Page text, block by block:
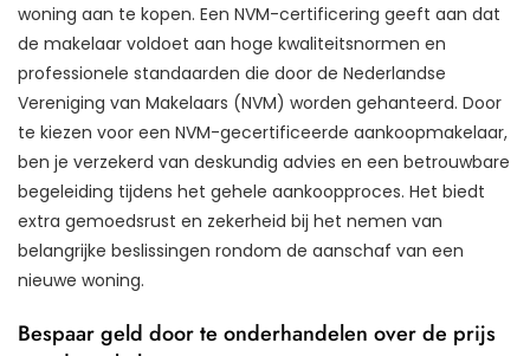
woning aan te kopen. Een NVM-certificering geeft aan dat
de makelaar voldoet aan hoge kwaliteitsnormen en
professionele standaarden die door de Nederlandse
Vereniging van Makelaars (NVM) worden gehanteerd. Door
te kiezen voor een NVM-gecertificeerde aankoopmakelaar,
ben je verzekerd van deskundig advies en een betrouwbare
begeleiding tijdens het gehele aankoopproces. Het biedt
extra gemoedsrust en zekerheid bij het nemen van
belangrijke beslissingen rondom de aanschaf van een
nieuwe woning.
Bespaar geld door te onderhandelen over de prijs